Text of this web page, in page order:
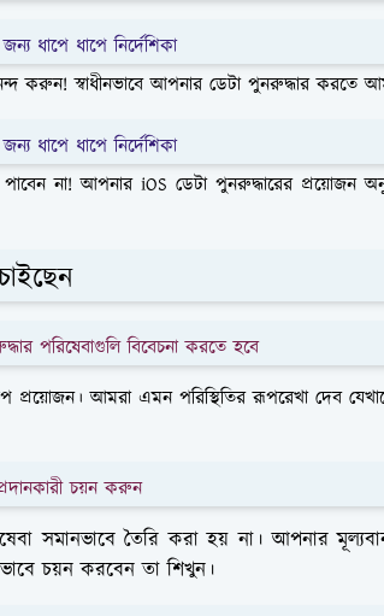
ধাপে ধাপে নির্দেশিকা
আনন্দ করুন! স্বাধীনভাবে আপনার ডেটা পুনরুদ্ধার করতে
ধাপে ধাপে নির্দেশিকা
না! আপনার iOS ডেটা পুনরুদ্ধারের প্রয়োজন
পরিষেবাগুলি বিবেচনা করতে হবে
প্রয়োজন। আমরা এমন পরিস্থিতির রূপরেখা দেব
চয়ন করুন
সমানভাবে তৈরি করা হয় না। আপনার
চয়ন করবেন তা শিখুন।